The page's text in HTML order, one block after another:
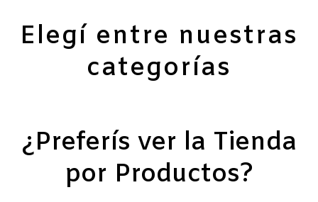
Elegí entre nuestras
categorías
¿Preferís ver la Tienda
por Productos?